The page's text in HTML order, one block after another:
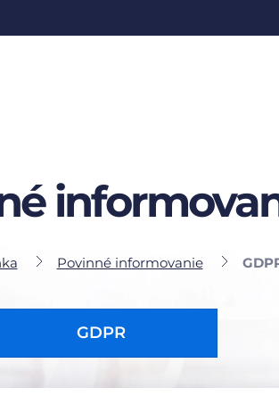
Povinné informovanie
GDPR